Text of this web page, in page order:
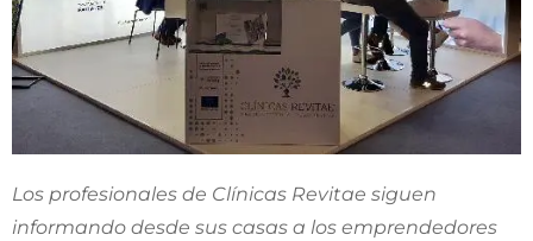
Los profesionales de Clínicas Revitae siguen
informando desde sus casas a los emprendedores